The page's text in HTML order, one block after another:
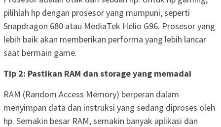
pilihlah hp dengan prosesor yang mumpuni, seperti
Snapdragon 680 atau MediaTek Helio G96. Prosesor yang
lebih baik akan memberikan performa yang lebih lancar
saat bermain game.
Tip 2: Pastikan RAM dan storage yang memadai
RAM (Random Access Memory) berperan dalam
menyimpan data dan instruksi yang sedang diproses oleh
hp. Semakin besar RAM, semakin banyak aplikasi dan